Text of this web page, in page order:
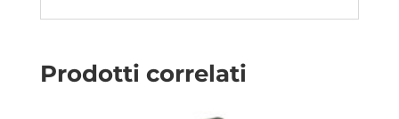
Prodotti correlati